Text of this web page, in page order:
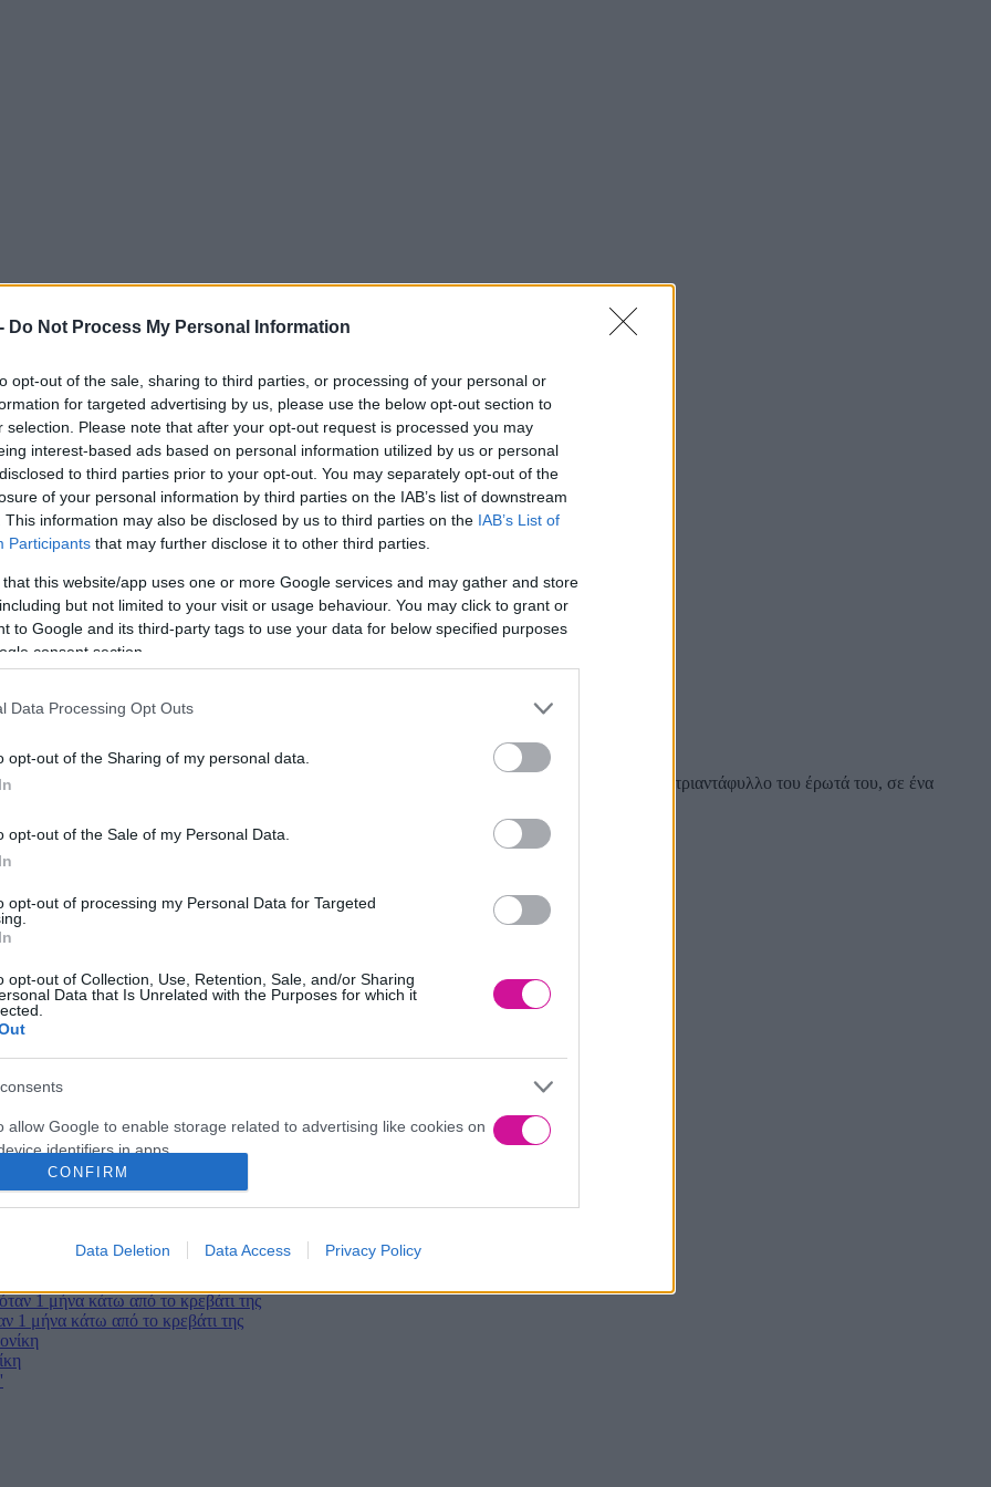
Do Not Process My Personal Information
opt-out of the sale, sharing to third parties, or processing of your personal or
for targeted advertising by us, please use the below opt-out section to
selection. Please note that after your opt-out request is processed you may
interest-based ads based on personal information utilized by us or personal
to third parties prior to your opt-out. You may separately opt-out of the
of your personal information by third parties on the IAB’s list of downstream
This information may also be disclosed by us to third parties on the IAB’s List of
Participants that may further disclose it to other third parties.
that this website/app uses one or more Google services and may gather and store
but not limited to your visit or usage behaviour. You may click to grant or
to Google and its third-party tags to use your data for below specified purposes
consent section.
Data Processing Opt Outs
opt-out of the Sharing of my personal data.
opt-out of the Sale of my Personal Data.
opt-out of processing my Personal Data for Targeted
opt-out of Collection, Use, Retention, Sale, and/or Sharing
Data that Is Unrelated with the Purposes for which it
allow Google to enable storage related to advertising like cookies on
identifiers in apps.
allow my user data to be sent to Google for online advertising
allow Google to send me personalized advertising.
allow Google to enable storage related to analytics like cookies on
identifiers in apps.
allow Google to enable storage related to functionality of the website
allow Google to enable storage related to personalization.
CONFIRM
Data Deletion Data Access Privacy Policy
του που μόλις κυκλοφόρησε μας μεταφέρει σε ένα παραμύθι αγάπης και έρωτα!
τον «πρίγκηπα» του παραμυθιού. Στόχος τις κάθε μιας είναι να κερδίσει το πολύτιμο τριαντάφυλλο του έρωτά του, σε ένα
του παραμυθιού που θα του κλέψει την καρδιά!
ταξιδέψει σε άλλες εποχές, εκεί που το όνειρο γίνεται πραγματικότητα!
1 μήνα κάτω από το κρεβάτι της